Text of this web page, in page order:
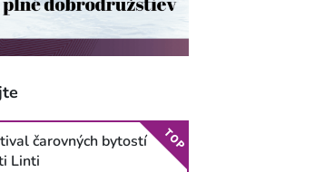
čarovných bytostí
Linti
TOP